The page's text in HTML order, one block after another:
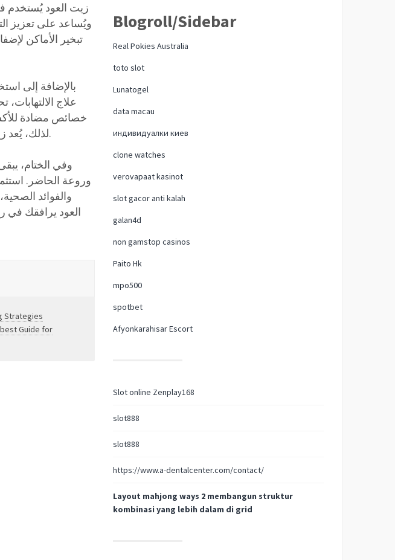
زيت العود يُستخدم
ويُساعد على تعزيز
تبخير الأماكن
بالإضافة إلى
علاج
خصائص مضادة
لذلك، يُعد زيت العود خيارًا مثاليًا لمن يبحث عن منتج طبيعي وفعال يدمج بين الفخامة والصحة.
وفي الختام،
وروعة الحاضر.
والفوائد
العود يرافقك في
Strategies
best Guide for
Blogroll/Sidebar
Real Pokies Australia
toto slot
Lunatogel
data macau
индивидуалки киев
clone watches
verovapaat kasinot
slot gacor anti kalah
galan4d
non gamstop casinos
Paito Hk
mpo500
spotbet
Afyonkarahisar Escort
Slot online Zenplay168
slot888
slot888
https://www.a-dentalcenter.com/contact/
Layout mahjong ways 2 membangun struktur
kombinasi yang lebih dalam di grid